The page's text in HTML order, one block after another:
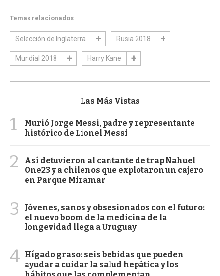
Temas relacionados
Selección de Inglaterra Rusia 2018
Mundial 2018 Harry Kane
Las Más Vistas
1
Murió Jorge Messi, padre y representante
histórico de Lionel Messi
2
Así detuvieron al cantante de trap Nahuel
One23 y a chilenos que explotaron un cajero
en Parque Miramar
3
Jóvenes, sanos y obsesionados con el futuro:
el nuevo boom de la medicina de la
longevidad llega a Uruguay
4 Hígado graso: seis bebidas que pueden
ayudar a cuidar la salud hepática y los